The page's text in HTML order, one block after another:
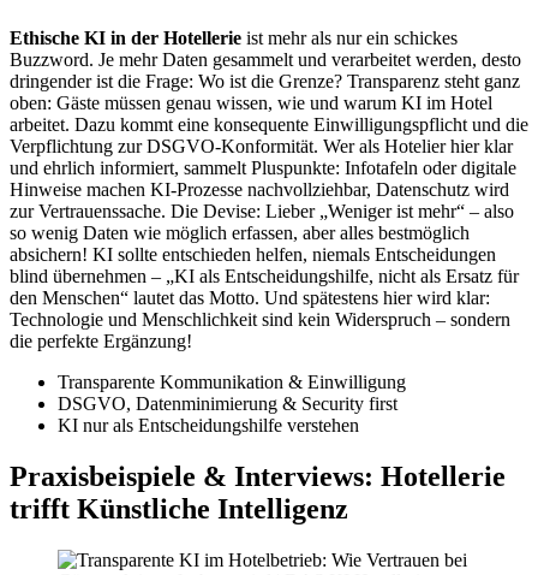
Ethische KI in der Hotellerie ist mehr als nur ein schickes
Buzzword. Je mehr Daten gesammelt und verarbeitet werden, desto
dringender ist die Frage: Wo ist die Grenze? Transparenz steht ganz
oben: Gäste müssen genau wissen, wie und warum KI im Hotel
arbeitet. Dazu kommt eine konsequente Einwilligungspflicht und die
Verpflichtung zur DSGVO-Konformität. Wer als Hotelier hier klar
und ehrlich informiert, sammelt Pluspunkte: Infotafeln oder digitale
Hinweise machen KI-Prozesse nachvollziehbar, Datenschutz wird
zur Vertrauenssache. Die Devise: Lieber „Weniger ist mehr“ – also
so wenig Daten wie möglich erfassen, aber alles bestmöglich
absichern! KI sollte entschieden helfen, niemals Entscheidungen
blind übernehmen – „KI als Entscheidungshilfe, nicht als Ersatz für
den Menschen“ lautet das Motto. Und spätestens hier wird klar:
Technologie und Menschlichkeit sind kein Widerspruch – sondern
die perfekte Ergänzung!
Transparente Kommunikation & Einwilligung
DSGVO, Datenminimierung & Security first
KI nur als Entscheidungshilfe verstehen
Praxisbeispiele & Interviews: Hotellerie
trifft Künstliche Intelligenz